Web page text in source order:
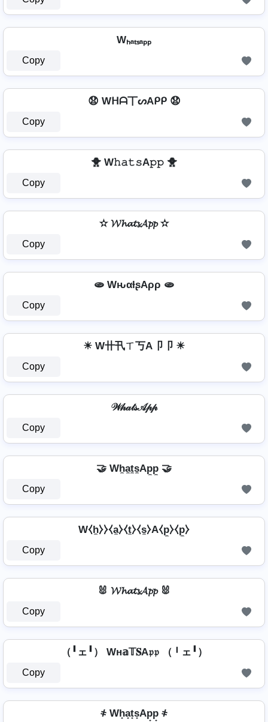
Wₕₐₜₛₐₚₚ
Copy
😧 Wᕼᗩ丅ᔕAᑭᑭ 😧
Copy
🐥 W𝚑𝚊𝚝𝚜A𝚙𝚙 🐥
Copy
✫ 𝓦𝓱𝓪𝓽𝓼𝓐𝓹𝓹 ✫
Copy
🫓 WԋαƚʂAρρ 🫓
Copy
☀ W卄卂ㄒ丂A卩卩 ☀
Copy
𝒲𝒽𝒶𝓉𝓈𝒜𝓅𝓅
Copy
🤝 Wh̼a̼t̼s̼Ap̼p̼ 🤝
Copy
W⧼h̼⧽⧽⧼a̼⧽⧼t̼⧽⧼s̼⧽A⧼p̼⧽⧼p̼⧽
Copy
🐰 𝓦𝓱𝓪𝓽𝓼𝓐𝓹𝓹 🐰
Copy
（╹ェ╹） Wн𝕒𝕋𝐒A𝔭𝔭 （╹ェ╹）
Copy
҂ Wh̟a̟t̟s̟Ap̟p̟ ҂